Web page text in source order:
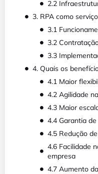
2.2
3. RPA como serviço
3.1
3.2
3.3
4. Quais os
4.1 Maior
4.2 Agilidade
4.3 Maior
4.4 Garantia
4.5 Redução
4.6 Facilidade
empresa
4.7 Aumento